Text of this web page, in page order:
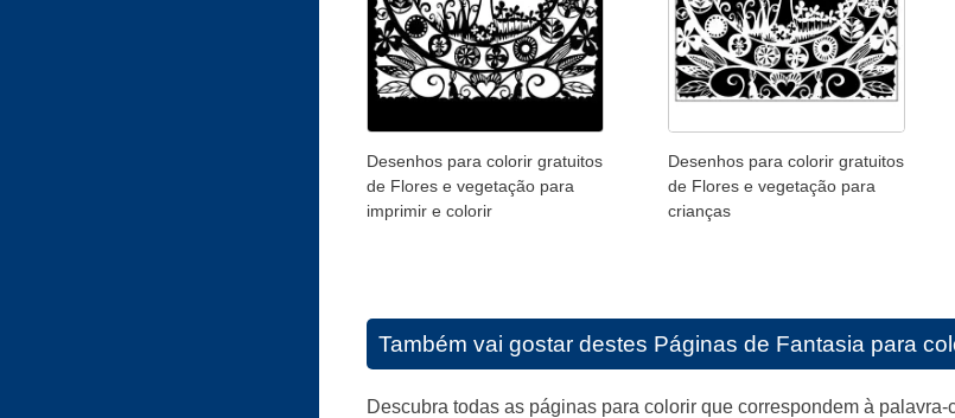
Desenhos para colorir gratuitos
de Flores e vegetação para
imprimir e colorir
Desenhos para colorir gratuitos
de Flores e vegetação para
crianças
Também vai gostar destes Páginas de Fantasia para
Descubra todas as páginas para colorir que correspondem à